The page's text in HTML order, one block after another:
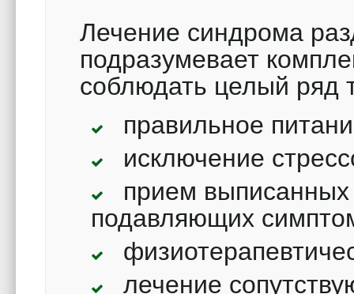
Лечение синдрома
подразумевает
соблюдать целый ряд
правильное
исключение
прием
подавляющих
лечение